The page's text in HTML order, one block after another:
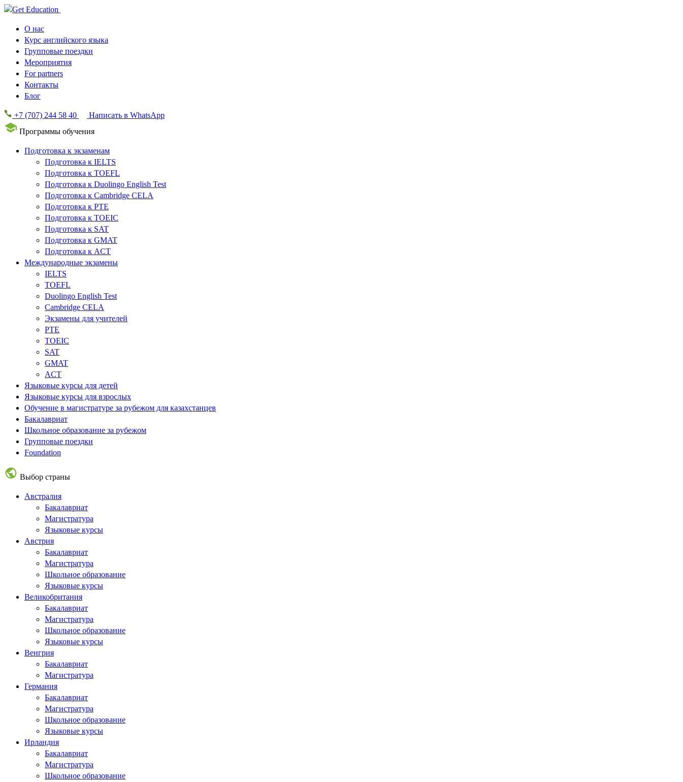
О нас
Курс английского языка
Групповые поездки
Мероприятия
For partners
Контакты
Блог
+7 (707) 244 58 40
Написать в WhatsApp
Программы обучения
Подготовка к экзаменам
Подготовка к IELTS
Подготовка к TOEFL
Подготовка к Duolingo English Test
Подготовка к Cambridge CELA
Подготовка к PTE
Подготовка к TOEIC
Подготовка к SAT
Подготовка к GMAT
Подготовка к ACT
Международные экзамены
IELTS
TOEFL
Duolingo English Test
Cambridge CELA
Экзамены для учителей
PTE
TOEIC
SAT
GMAT
ACT
Языковые курсы для детей
Языковые курсы для взрослых
Обучение в магистратуре за рубежом для казахстанцев
Бакалавриат
Школьное образование за рубежом
Групповые поездки
Foundation
Выбор страны
Австралия
Бакалавриат
Магистратура
Языковые курсы
Австрия
Бакалавриат
Магистратура
Школьное образование
Языковые курсы
Великобритания
Бакалавриат
Магистратура
Школьное образование
Языковые курсы
Венгрия
Бакалавриат
Магистратура
Германия
Бакалавриат
Магистратура
Школьное образование
Языковые курсы
Ирландия
Бакалавриат
Магистратура
Школьное образование